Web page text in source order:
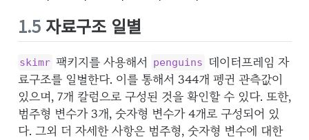
1.5자료구조 일별
skimr 팩키지를 사용해서 penguins 데이터프레임 자
료구조를 일별한다. 이를 통해서 344개 펭귄 관측값이
있으며, 7개 칼럼으로 구성된 것을 확인할 수 있다. 또한,
범주형 변수가 3개, 숫자형 변수가 4개로 구성되어 있
다. 그외 더 자세한 사항은 범주형, 숫자형 변수에 대한